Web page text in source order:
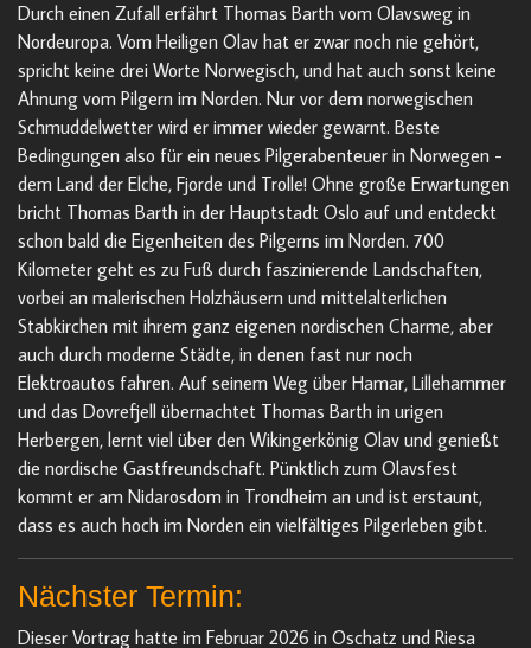
Durch einen Zufall erfährt Thomas Barth vom Olavsweg in
Nordeuropa. Vom Heiligen Olav hat er zwar noch nie gehört,
spricht keine drei Worte Norwegisch, und hat auch sonst keine
Ahnung vom Pilgern im Norden. Nur vor dem norwegischen
Schmuddelwetter wird er immer wieder gewarnt. Beste
Bedingungen also für ein neues Pilgerabenteuer in Norwegen -
dem Land der Elche, Fjorde und Trolle! Ohne große Erwartungen
bricht Thomas Barth in der Hauptstadt Oslo auf und entdeckt
schon bald die Eigenheiten des Pilgerns im Norden. 700
Kilometer geht es zu Fuß durch faszinierende Landschaften,
vorbei an malerischen Holzhäusern und mittelalterlichen
Stabkirchen mit ihrem ganz eigenen nordischen Charme, aber
auch durch moderne Städte, in denen fast nur noch
Elektroautos fahren. Auf seinem Weg über Hamar, Lillehammer
und das Dovrefjell übernachtet Thomas Barth in urigen
Herbergen, lernt viel über den Wikingerkönig Olav und genießt
die nordische Gastfreundschaft. Pünktlich zum Olavsfest
kommt er am Nidarosdom in Trondheim an und ist erstaunt,
dass es auch hoch im Norden ein vielfältiges Pilgerleben gibt.
Nächster Termin:
Dieser Vortrag hatte im Februar 2026 in Oschatz und Riesa